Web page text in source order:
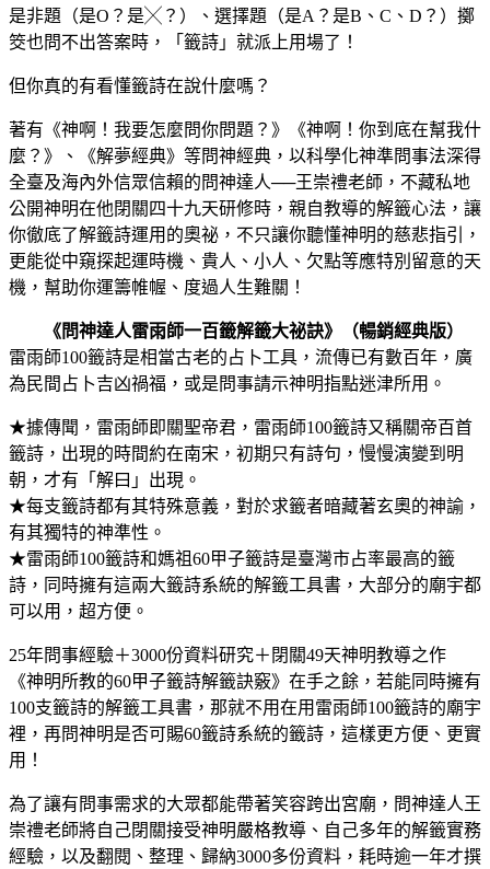
是非題（是O？是╳？）、選擇題（是A？是B、C、D？）擲
筊也問不出答案時，「籤詩」就派上用場了！
但你真的有看懂籤詩在說什麼嗎？
著有《神啊！我要怎麼問你問題？》《神啊！你到底在幫我什
麼？》、《解夢經典》等問神經典，以科學化神準問事法深得
全臺及海內外信眾信賴的問神達人──王崇禮老師，不藏私地
公開神明在他閉關四十九天研修時，親自教導的解籤心法，讓
你徹底了解籤詩運用的奧祕，不只讓你聽懂神明的慈悲指引，
更能從中窺探起運時機、貴人、小人、欠點等應特別留意的天
機，幫助你運籌帷幄、度過人生難關！
《問神達人雷雨師一百籤解籤大祕訣》（暢銷經典版）
雷雨師100籤詩是相當古老的占卜工具，流傳已有數百年，廣
為民間占卜吉凶禍福，或是問事請示神明指點迷津所用。
★據傳聞，雷雨師即關聖帝君，雷雨師100籤詩又稱關帝百首
籤詩，出現的時間約在南宋，初期只有詩句，慢慢演變到明
朝，才有「解曰」出現。
★每支籤詩都有其特殊意義，對於求籤者暗藏著玄奧的神諭，
有其獨特的神準性。
★雷雨師100籤詩和媽祖60甲子籤詩是臺灣市占率最高的籤
詩，同時擁有這兩大籤詩系統的解籤工具書，大部分的廟宇都
可以用，超方便。
25年問事經驗＋3000份資料研究＋閉關49天神明教導之作
《神明所教的60甲子籤詩解籤訣竅》在手之餘，若能同時擁有
100支籤詩的解籤工具書，那就不用在用雷雨師100籤詩的廟宇
裡，再問神明是否可賜60籤詩系統的籤詩，這樣更方便、更實
用！
為了讓有問事需求的大眾都能帶著笑容跨出宮廟，問神達人王
崇禮老師將自己閉關接受神明嚴格教導、自己多年的解籤實務
經驗，以及翻閱、整理、歸納3000多份資料，耗時逾一年才撰